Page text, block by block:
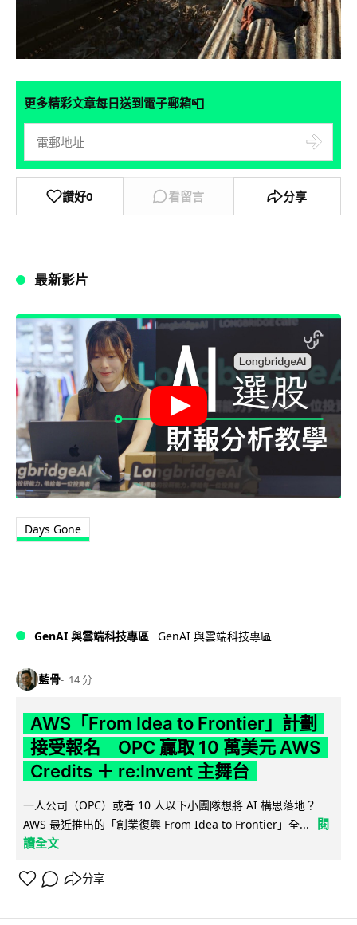
更多精彩文章每日送到電子郵箱📮
讚好0 看留言 分享
最新影片
Days Gone
GenAI 與雲端科技專區 GenAI 與雲端科技專區
藍骨 14 分
AWS「From Idea to Frontier」計劃
接受報名 OPC 贏取 10 萬美元 AWS
Credits ＋ re:Invent 主舞台
一人公司（OPC）或者 10 人以下小團隊想將 AI 構思落地？
AWS 最近推出的「創業復興 From Idea to Frontier」全...
閱
讀全文
分享